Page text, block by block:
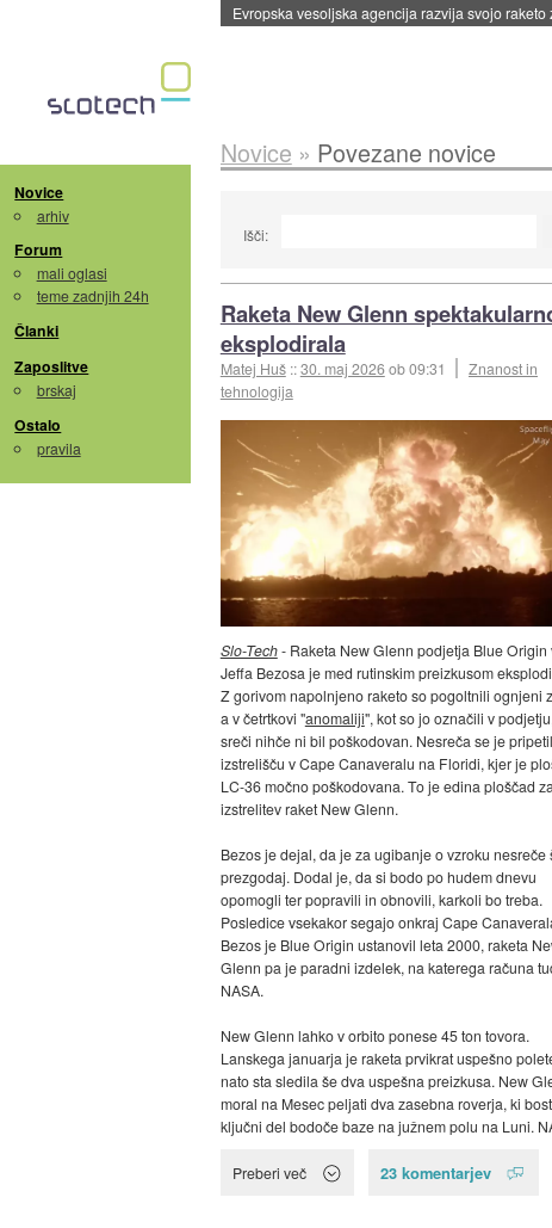
Evropska vesoljska agencija razvija svojo
Novice
arhiv
Forum
mali oglasi
teme zadnjih 24h
Članki
Zaposlitve
brskaj
Ostalo
pravila
Novice » Povezane novice
Išči:
Raketa New Glenn
eksplodirala
Matej Huš ::30. maj 2026ob 09:31
Znanost in
tehnologija
Slo-Tech- Raketa New Glenn podjetja Blue Origin
Jeffa Bezosa je med rutinskim preizkusom
Z gorivom napolnjeno raketo so pogoltnili ognjeni
a v četrtkovi "anomaliji", kot so jo označili v
sreči nihče ni bil poškodovan. Nesreča se je
izstrelišču v Cape Canaveralu na Floridi, kjer je
LC-36 močno poškodovana. To je edina ploščad za
izstrelitev raket New Glenn.
Bezos je dejal, da je za ugibanje o vzroku nesreče
prezgodaj. Dodal je, da si bodo po hudem dnevu
opomogli ter popravili in obnovili, karkoli bo treba.
Posledice vsekakor segajo onkraj Cape
Bezos je Blue Origin ustanovil leta 2000, raketa
Glenn pa je paradni izdelek, na katerega računa
NASA.
New Glenn lahko v orbito ponese 45 ton tovora.
Lanskega januarja je raketa prvikrat uspešno
nato sta sledila še dva uspešna preizkusa. New
moral na Mesec peljati dva zasebna roverja, ki
ključni del bodoče baze na južnem polu na Luni.
Preberi več 23 komentarjev